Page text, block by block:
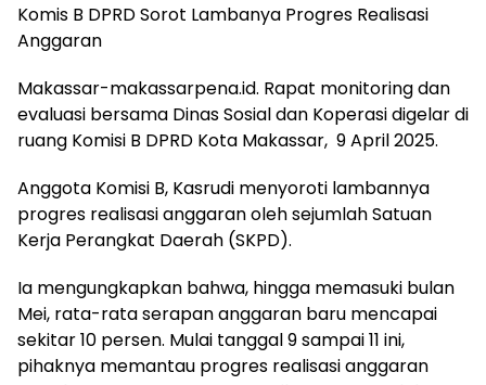
Komis B DPRD Sorot Lambanya Progres Realisasi
Anggaran
Makassar-makassarpena.id. Rapat monitoring dan
evaluasi bersama Dinas Sosial dan Koperasi digelar di
ruang Komisi B DPRD Kota Makassar, 9 April 2025.
Anggota Komisi B, Kasrudi menyoroti lambannya
progres realisasi anggaran oleh sejumlah Satuan
Kerja Perangkat Daerah (SKPD).
Ia mengungkapkan bahwa, hingga memasuki bulan
Mei, rata-rata serapan anggaran baru mencapai
sekitar 10 persen. Mulai tanggal 9 sampai 11 ini,
pihaknya memantau progres realisasi anggaran